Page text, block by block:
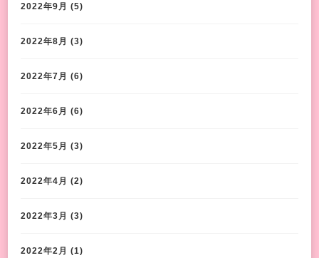
2022年9月 (5)
2022年8月 (3)
2022年7月 (6)
2022年6月 (6)
2022年5月 (3)
2022年4月 (2)
2022年3月 (3)
2022年2月 (1)